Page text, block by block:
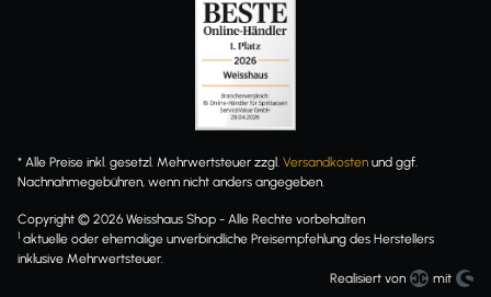
* Alle Preise inkl. gesetzl. Mehrwertsteuer zzgl. Versandkosten und ggf.
Nachnahmegebühren, wenn nicht anders angegeben.
Copyright © 2026 Weisshaus Shop - Alle Rechte vorbehalten
1 aktuelle oder ehemalige unverbindliche Preisempfehlung des Herstellers
inklusive Mehrwertsteuer.
Realisiert von
mit